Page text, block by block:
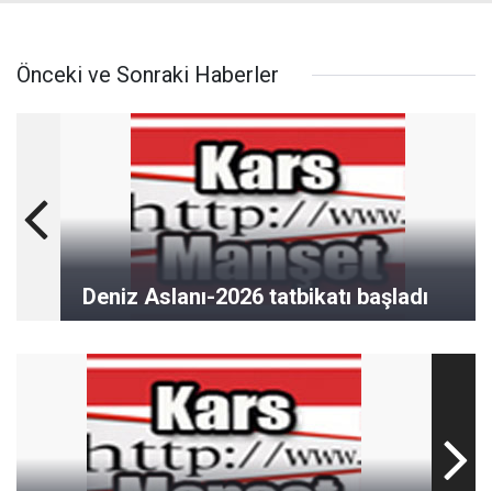
Önceki ve Sonraki Haberler
Deniz Aslanı-2026 tatbikatı başladı